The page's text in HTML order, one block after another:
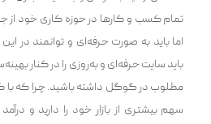
تمام کسب و کار‌ها در حوزه‌ کاری خود از
اما باید به صورت حرفه‌ای‌ و توانمند در
باید سایت حرفه‌ای‌ و به‌روزی را در کنار
مطلوب در گوگل داشته باشید. چرا که با
سهم بیشتری از بازار خود را دارید و